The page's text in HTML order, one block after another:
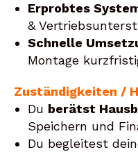
Erprobtes
&
Schnelle
Montage
Zuständigkeiten /
Du berätst
Speichern und
Du begleitest